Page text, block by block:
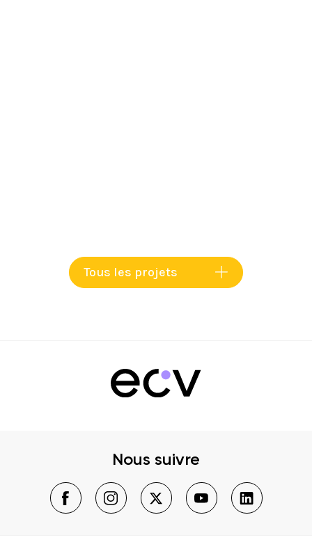
Tous les projets
Nous suivre